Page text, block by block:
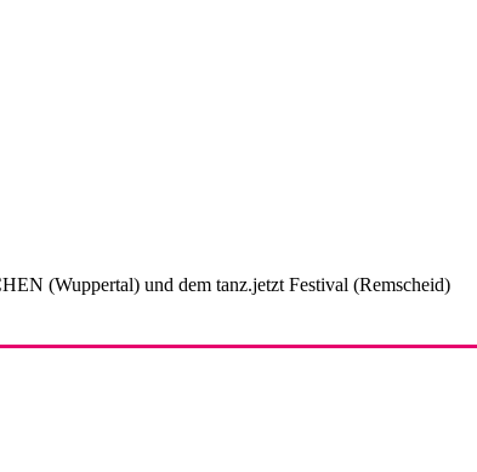
(Wuppertal) und dem tanz.jetzt Festival (Remscheid)